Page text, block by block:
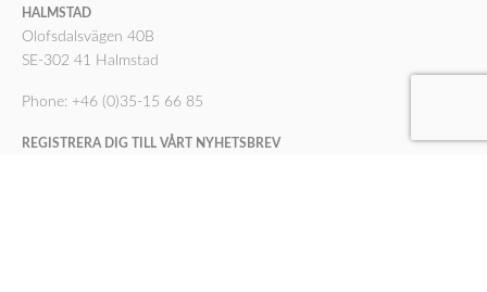
HALMSTAD
Olofsdalsvägen 40B
SE-302 41 Halmstad
Phone: +46 (0)35-15 66 85
REGISTRERA DIG TILL VÅRT NYHETSBREV